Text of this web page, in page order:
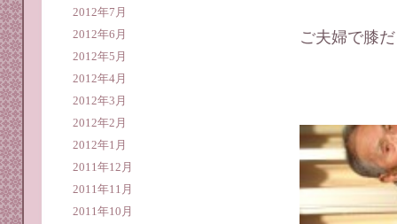
ご夫婦で膝
2012年7月
2012年6月
2012年5月
2012年4月
2012年3月
2012年2月
2012年1月
2011年12月
2011年11月
2011年10月